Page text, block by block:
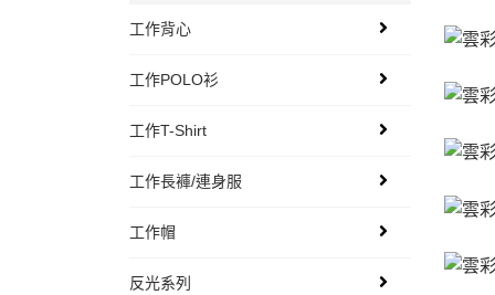
工作背心
工作POLO衫
工作T-Shirt
工作長褲/連身服
工作帽
反光系列